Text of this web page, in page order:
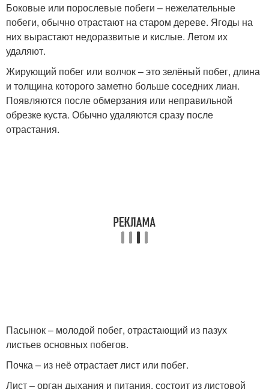
Боковые или порослевые побеги – нежелательные
побеги, обычно отрастают на старом дереве. Ягоды на
них вырастают недоразвитые и кислые. Летом их
удаляют.
Жирующий побег или волчок – это зелёный побег, длина
и толщина которого заметно больше соседних лиан.
Появляются после обмерзания или неправильной
обрезке куста. Обычно удаляются сразу после
отрастания.
Пасынок – молодой побег, отрастающий из пазух
листьев основных побегов.
Почка – из неё отрастает лист или побег.
Лист – орган дыхания и питания, состоит из листовой